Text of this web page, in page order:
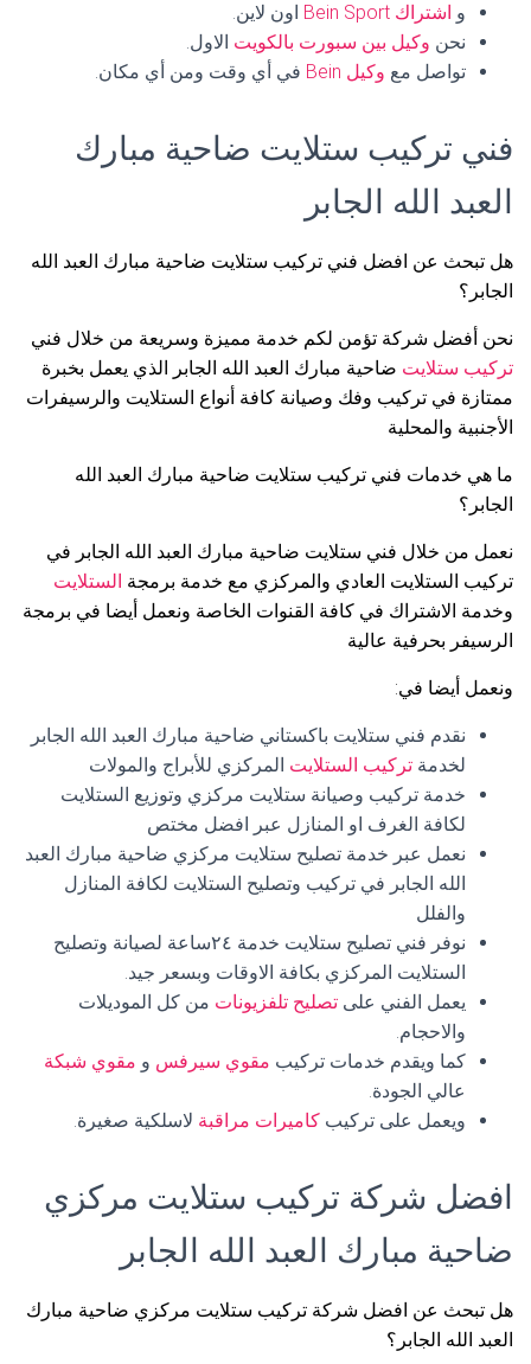
و اشتراك Bein Sport
اون لاين.
نحن وكيل بين سبورت بالكويت الاول.
تواصل مع وكيل Bein في أي وقت ومن أي مكان.
فني تركيب ستلايت ضاحية مبارك
العبد الله الجابر
هل تبحث عن افضل فني تركيب ستلايت ضاحية مبارك العبد الله
الجابر؟
نحن أفضل شركة تؤمن لكم خدمة مميزة وسريعة من خلال فني
تركيب ستلايت ضاحية مبارك العبد الله الجابر الذي يعمل بخبرة
ممتازة في تركيب وفك وصيانة كافة أنواع الستلايت والرسيفرات
الأجنبية والمحلية
ما هي خدمات فني تركيب ستلايت ضاحية مبارك العبد الله
الجابر؟
نعمل من خلال فني ستلايت ضاحية مبارك العبد الله الجابر في
تركيب الستلايت العادي والمركزي مع خدمة برمجة الستلايت
وخدمة الاشتراك في كافة القنوات الخاصة ونعمل أيضا في برمجة
الرسيفر بحرفية عالية
ونعمل أيضا في:
نقدم فني ستلايت باكستاني ضاحية مبارك العبد الله الجابر
لخدمة تركيب الستلايت المركزي للأبراج والمولات
خدمة تركيب وصيانة ستلايت مركزي وتوزيع الستلايت
لكافة الغرف او المنازل عبر افضل مختص
نعمل عبر خدمة تصليح ستلايت مركزي ضاحية مبارك العبد
الله الجابر في تركيب وتصليح الستلايت لكافة المنازل
والفلل
نوفر فني تصليح ستلايت خدمة ٢٤ساعة لصيانة وتصليح
الستلايت المركزي بكافة الاوقات وبسعر جيد.
يعمل الفني على تصليح تلفزيونات من كل الموديلات
والاحجام.
كما ويقدم خدمات تركيب مقوي سيرفس و مقوي شبكة
عالي الجودة.
ويعمل على تركيب كاميرات مراقبة لاسلكية صغيرة.
افضل شركة تركيب ستلايت مركزي
ضاحية مبارك العبد الله الجابر
هل تبحث عن افضل شركة تركيب ستلايت مركزي ضاحية مبارك
العبد الله الجابر؟